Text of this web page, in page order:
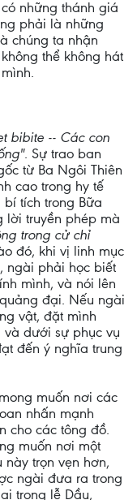
những thánh giá
phải là những
chúng ta nhận
thể không hát
bibite -- Các con
. Sự trao ban
từ Ba Ngôi Thiên
cao trong hy tế
tích trong Bữa
lời truyền phép mà
trong cử chỉ
đó, khi vị linh mục
ngài phải học biết
mình, và nói lên
đại. Nếu ngài
vật, đặt mình
dưới sự phục vụ
đến ý nghĩa trung
muốn nơi các
nhấn mạnh
cho các tông đồ.
muốn nơi một
trọn vẹn hơn,
ngài đưa ra trong
trong lễ Dầu,